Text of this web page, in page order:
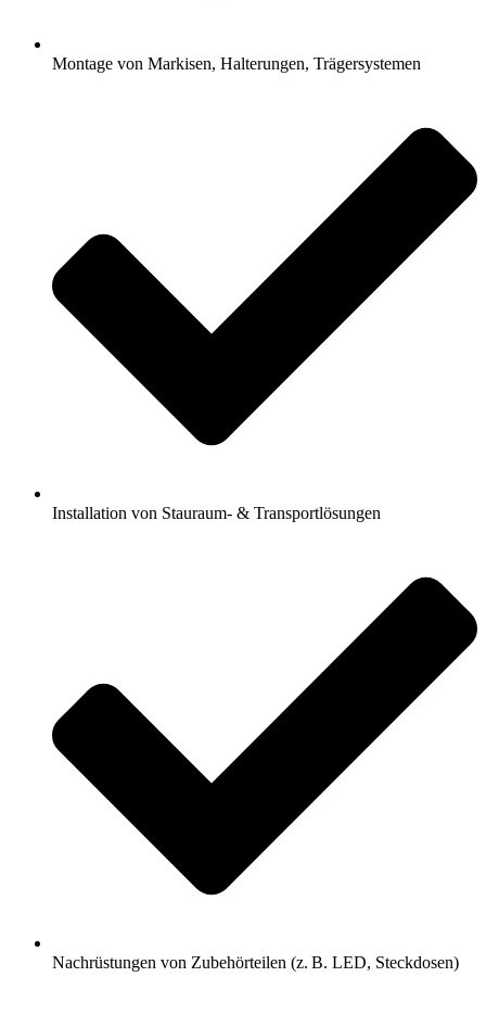
Montage von Markisen, Halterungen, Trägersystemen
Installation von Stauraum- & Transportlösungen
Nachrüstungen von Zubehörteilen (z. B. LED, Steckdosen)